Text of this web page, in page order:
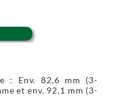
: Env. 82,6 mm (3-
et env. 92,1 mm (3-